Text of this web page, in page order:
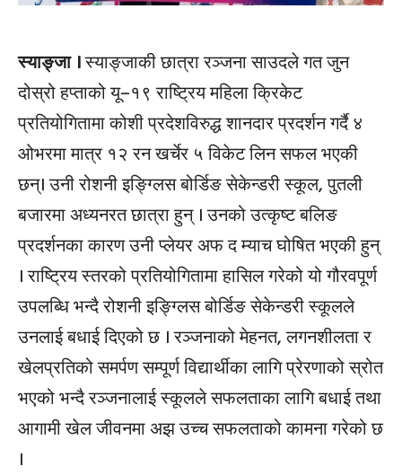
स्याङ्जा ।स्याङ्जाकी छात्रा रञ्जना साउदले गत जुन
दोस्रो हप्ताको यू–१९ राष्ट्रिय महिला क्रिकेट
प्रतियोगितामा कोशी प्रदेशविरुद्ध शानदार प्रदर्शन गर्दै ४
ओभरमा मात्र १२ रन खर्चेर ५ विकेट लिन सफल भएकी
छन्। उनी रोशनी इङ्ग्लिस बोर्डिङ सेकेन्डरी स्कूल, पुतली
बजारमा अध्यनरत छात्रा हुन् । उनको उत्कृष्ट बलिङ
प्रदर्शनका कारण उनी प्लेयर अफ द म्याच घोषित भएकी हुन्
। राष्ट्रिय स्तरको प्रतियोगितामा हासिल गरेको यो गौरवपूर्ण
उपलब्धि भन्दै रोशनी इङ्ग्लिस बोर्डिङ सेकेन्डरी स्कूलले
उनलाई बधाई दिएको छ । रञ्जनाको मेहनत, लगनशीलता र
खेलप्रतिको समर्पण सम्पूर्ण विद्यार्थीका लागि प्रेरणाको स्रोत
भएको भन्दै रञ्जनालाई स्कूलले सफलताका लागि बधाई तथा
आगामी खेल जीवनमा अझ उच्च सफलताको कामना गरेको छ
।